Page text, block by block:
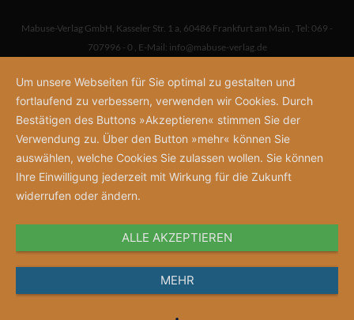
Mabuse-Verlag GmbH Kasseler Str. 1 a 60486 Frankfurt am Main Tel: 069 -
707996 - 0 E-Mail: info@mabuse-verlag.de
Um unsere Webseiten für Sie optimal zu gestalten und
fortlaufend zu verbessern, verwenden wir Cookies. Durch
Bestätigen des Buttons »Akzeptieren« stimmen Sie der
Verwendung zu. Über den Button »mehr« können Sie
auswählen, welche Cookies Sie zulassen wollen. Sie können
Ihre Einwilligung jederzeit mit Wirkung für die Zukunft
widerrufen oder ändern.
ALLE AKZEPTIEREN
MEHR